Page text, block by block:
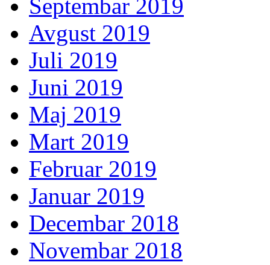
Septembar 2019
Avgust 2019
Juli 2019
Juni 2019
Maj 2019
Mart 2019
Februar 2019
Januar 2019
Decembar 2018
Novembar 2018